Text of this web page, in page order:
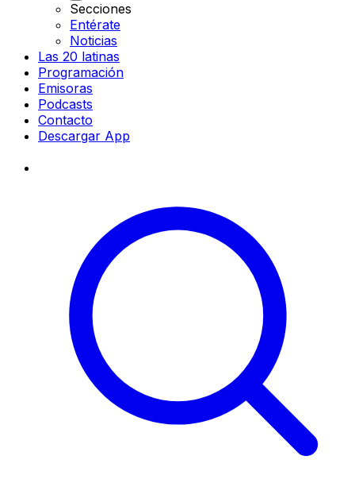
Secciones
Entérate
Noticias
Las 20 latinas
Programación
Emisoras
Podcasts
Contacto
Descargar App